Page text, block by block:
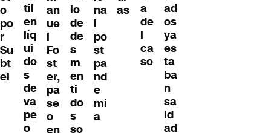
o
po
r
Su
bt
el
til
en
líq
ui
do
s
de
va
pe
o
an
ue
l
Fo
st
er,
pa
se
o
en
io
de
de
s
m
en
ti
do
s
so
na
l
po
st
pa
nd
e
mi
a
as
a
de
l
ca
so
ad
os
ya
es
ta
ba
n
sa
ld
ad